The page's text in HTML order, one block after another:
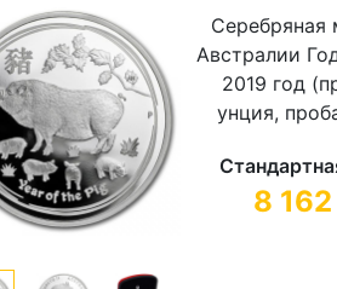
Серебряная
Австралии
2019 год
унция,
8 162